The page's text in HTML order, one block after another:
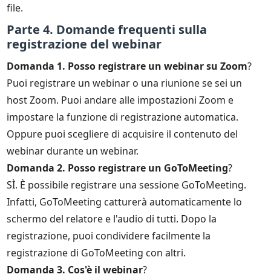
file.
Parte 4. Domande frequenti sulla
registrazione del webinar
Domanda 1. Posso registrare un webinar su Zoom?
Puoi registrare un webinar o una riunione se sei un
host Zoom. Puoi andare alle impostazioni Zoom e
impostare la funzione di registrazione automatica.
Oppure puoi scegliere di acquisire il contenuto del
webinar durante un webinar.
Domanda 2. Posso registrare un GoToMeeting?
SÌ. È possibile registrare una sessione GoToMeeting.
Infatti, GoToMeeting catturerà automaticamente lo
schermo del relatore e l'audio di tutti. Dopo la
registrazione, puoi condividere facilmente la
registrazione di GoToMeeting con altri.
Domanda 3. Cos'è il webinar?